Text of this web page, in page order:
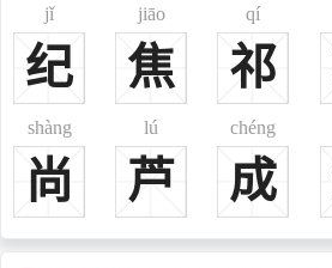
礼。”
12、为清代满族姓氏所改。满族之佟
或改为单字姓“高”。见《满族姓氏录》。
者三兄弟，父母双亡，流落他乡。老大车
下做“管家”，因讹而为“高家”，遂以“高”为
14、白族之高姓，则源於氏族之图腾崇
作“介恥”，意为鸡氏族，本氏族名，或以
jǐ
纪
jiāo
焦
qí
祁
shàng
尚
lú
芦
chéng
成